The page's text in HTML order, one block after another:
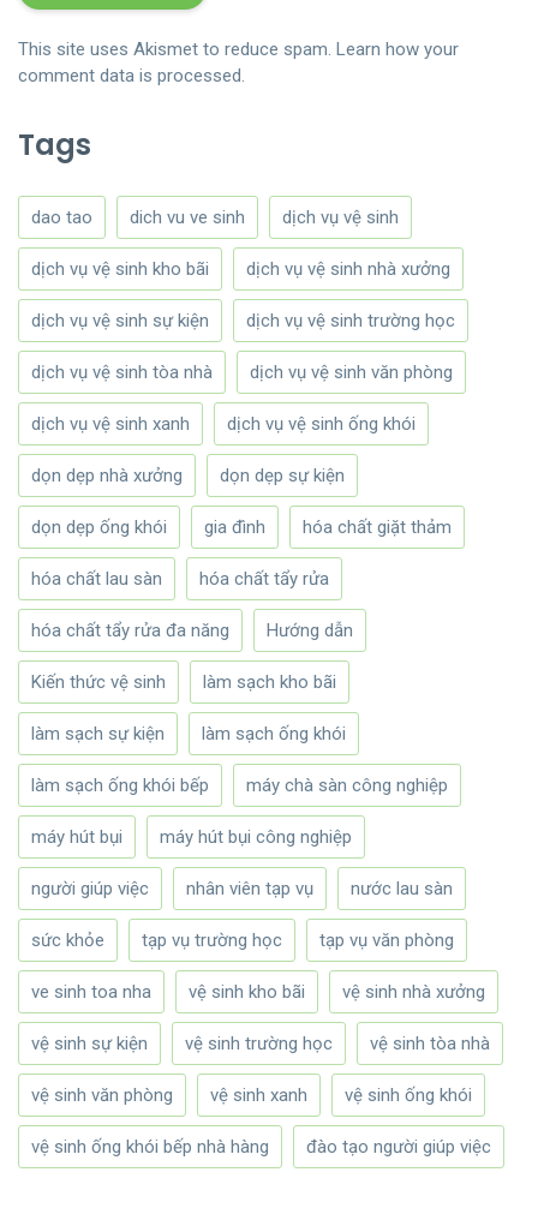
This site uses Akismet to reduce spam. Learn how your
comment data is processed.
Tags
dao tao dich vu ve sinh dịch vụ vệ sinh
dịch vụ vệ sinh kho bãi dịch vụ vệ sinh nhà xưởng
dịch vụ vệ sinh sự kiện dịch vụ vệ sinh trường học
dịch vụ vệ sinh tòa nhà dịch vụ vệ sinh văn phòng
dịch vụ vệ sinh xanh dịch vụ vệ sinh ống khói
dọn dẹp nhà xưởng dọn dẹp sự kiện
dọn dẹp ống khói gia đình hóa chất giặt thảm
hóa chất lau sàn hóa chất tẩy rửa
hóa chất tẩy rửa đa năng Hướng dẫn
Kiến thức vệ sinh làm sạch kho bãi
làm sạch sự kiện làm sạch ống khói
làm sạch ống khói bếp máy chà sàn công nghiệp
máy hút bụi máy hút bụi công nghiệp
người giúp việc nhân viên tạp vụ nước lau sàn
sức khỏe tạp vụ trường học tạp vụ văn phòng
ve sinh toa nha vệ sinh kho bãi vệ sinh nhà xưởng
vệ sinh sự kiện vệ sinh trường học vệ sinh tòa nhà
vệ sinh văn phòng vệ sinh xanh vệ sinh ống khói
vệ sinh ống khói bếp nhà hàng đào tạo người giúp việc